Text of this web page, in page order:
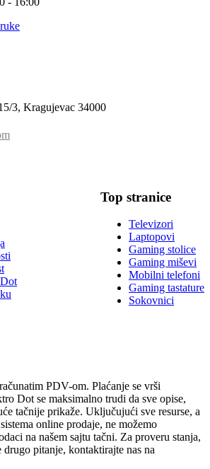
3, Kragujevac 34000
Top stranice
Televizori
Laptopovi
Gaming stolice
Gaming miševi
Mobilni telefoni
Gaming tastature
Sokovnici
PDV-om. Plaćanje se vrši
Dot se maksimalno trudi da sve opise,
tačnije prikaže. Uključujući sve resurse, a
online prodaje, ne možemo
na našem sajtu tačni. Za proveru stanja,
pitanje, kontaktirajte nas na